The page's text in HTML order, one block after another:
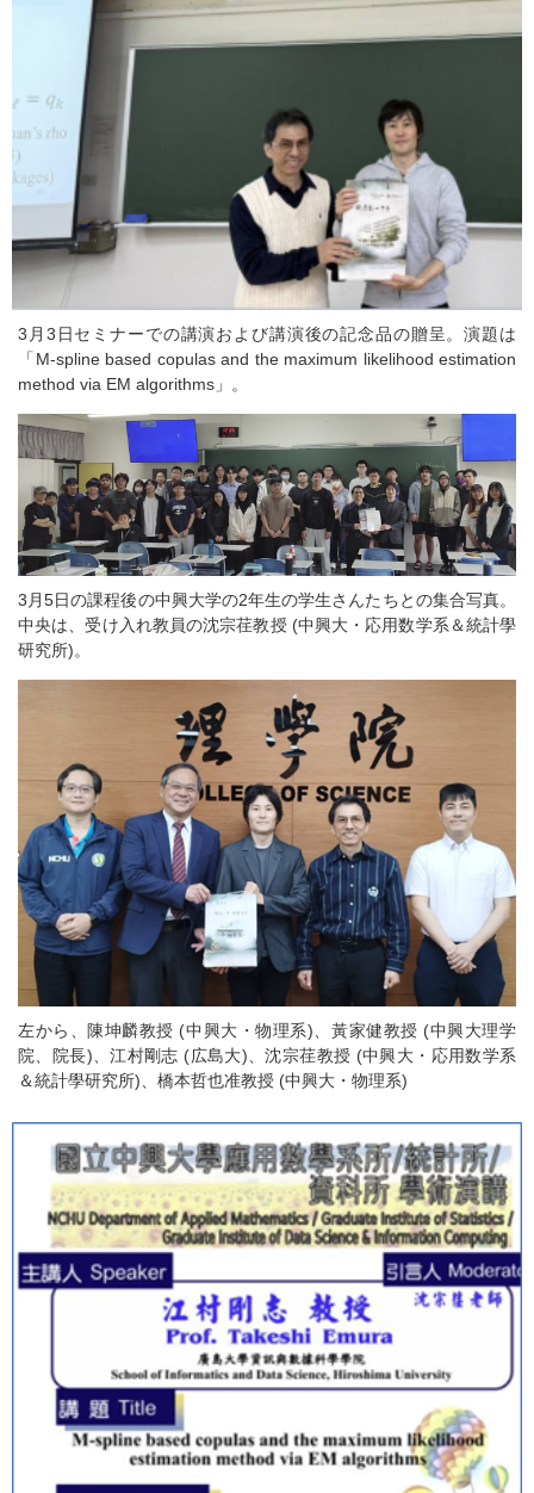
3月3日セミナーでの講演および講演後の記念品の贈呈。演題は
「M-spline based copulas and the maximum likelihood estimation
method via EM algorithms」。
3月5日の課程後の中興大学の2年生の学生さんたちとの集合写真。
中央は、受け入れ教員の沈宗荏教授 (中興⼤・応⽤数学系＆統計學
研究所)。
左から、陳坤麟教授 (中興大・物理系)、黃家健教授 (中興大理学
院、院長)、江村剛志 (広島大)、沈宗荏教授 (中興大・応用数学系
＆統計學研究所)、橋本哲也准教授 (中興大・物理系)